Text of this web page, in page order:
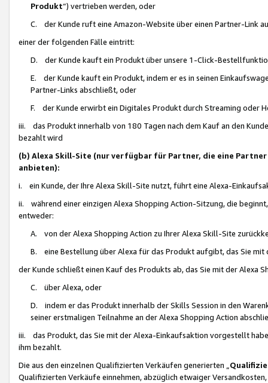
Produkt“) vertrieben werden, oder
C. der Kunde ruft eine Amazon-Website über einen Partner-Link
einer der folgenden Fälle eintritt:
D. der Kunde kauft ein Produkt über unsere 1-Click-
E. der Kunde kauft ein Produkt, indem er es in seinen
Partner-Links abschließt, oder
F. der Kunde erwirbt ein Digitales Produkt durch Streaming oder
iii. das Produkt innerhalb von 180 Tagen nach dem Kauf an den
bezahlt wird
(b) Alexa Skill-Site (nur verfügbar für Partner, die eine
anbieten):
i. ein Kunde, der Ihre Alexa Skill-Site nutzt, führt eine Alexa-
ii. während einer einzigen Alexa Shopping Action-Sitzung, die
entweder:
A. von der Alexa Shopping Action zu Ihrer Alexa Skill-Site
B. eine Bestellung über Alexa für das Produkt aufgibt, das Sie mit
der Kunde schließt einen Kauf des Produkts ab, das Sie mit der Alexa
C. über Alexa, oder
D. indem er das Produkt innerhalb der Skills Session in den
seiner erstmaligen Teilnahme an der Alexa Shopping Action
iii. das Produkt, das Sie mit der Alexa-Einkaufsaktion vorgestellt
ihm bezahlt.
Die aus den einzelnen Qualifizierten Verkäufen generierten „
Qualifizierten Verkäufe einnehmen, abzüglich etwaiger